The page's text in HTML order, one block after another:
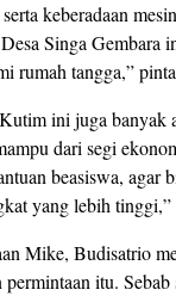
keberadaan
Singa Gembara
rumah tangga,”
ini juga banyak
dari segi
beasiswa, agar
yang lebih
Mike, Budisatrio
itu.